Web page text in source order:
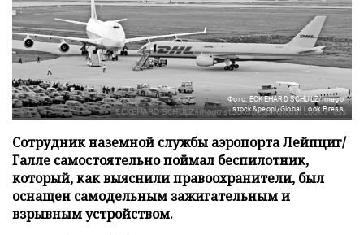
Фото: ECKEHARD SCHULZ/imago
stock&peopl/Global Look Press
Сотрудник наземной службы аэропорта Лейпциг/
Галле самостоятельно поймал беспилотник,
который, как выяснили правоохранители, был
оснащен самодельным зажигательным и
взрывным устройством.